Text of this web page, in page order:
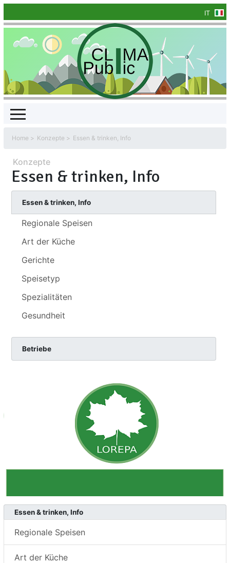
IT
Home Konzepte Essen & trinken, Info
Konzepte
Essen & trinken, Info
Essen & trinken, Info
Regionale Speisen
Art der Küche
Gerichte
Speisetyp
Spezialitäten
Gesundheit
Betriebe
Essen & trinken, Info
Regionale Speisen
Art der Küche